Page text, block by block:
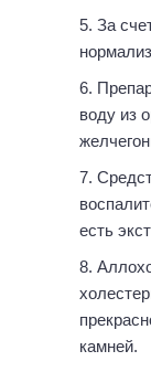
За
воду из
есть
камней.